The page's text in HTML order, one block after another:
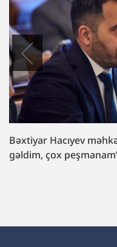
Formula yarışında